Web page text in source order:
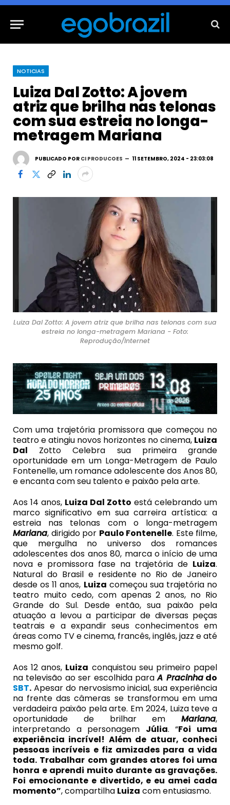
NOTICIAS
Luiza Dal Zotto: A jovem
atriz que brilha nas telonas
com sua estreia no longa-
metragem Mariana
PUBLICADO POR CI PRODUCOES 11 SETEMBRO, 2024 - 23:03:08
Luiza Dal Zotto: A jovem atriz que brilha nas telonas com sua
estreia no longa-metragem Mariana - Foto:
Reprodução/Internet
Com uma trajetória promissora que começou no
teatro e atingiu novos horizontes no cinema, Luiza
Dal Zotto Celebra sua primeira grande
oportunidade em um Longa-Metragem de Paulo
Fontenelle, um romance adolescente dos Anos 80,
e encanta com seu talento e paixão pela arte.
Aos 14 anos, Luiza Dal Zotto está celebrando um
marco significativo em sua carreira artística: a
estreia nas telonas com o longa-metragem
Mariana, dirigido por Paulo Fontenelle. Este filme,
que mergulha no universo dos romances
adolescentes dos anos 80, marca o início de uma
nova e promissora fase na trajetória de Luiza.
Natural do Brasil e residente no Rio de Janeiro
desde os 11 anos, Luiza começou sua trajetória no
teatro muito cedo, com apenas 2 anos, no Rio
Grande do Sul. Desde então, sua paixão pela
atuação a levou a participar de diversas peças
teatrais e a expandir seus conhecimentos em
áreas como TV e cinema, francês, inglês, jazz e até
mesmo golf.
Aos 12 anos, Luiza conquistou seu primeiro papel
na televisão ao ser escolhida paraA Pracinhado
SBT. Apesar do nervosismo inicial, sua experiência
na frente das câmeras se transformou em uma
verdadeira paixão pela arte. Em 2024, Luiza teve a
oportunidade de brilhar em Mariana,
interpretando a personagem Júlia. “Foi uma
experiência incrível! Além de atuar, conheci
pessoas incríveis e fiz amizades para a vida
toda. Trabalhar com grandes atores foi uma
honra e aprendi muito durante as gravações.
Foi emocionante e divertido, e eu amei cada
momento”, compartilha Luiza com entusiasmo.